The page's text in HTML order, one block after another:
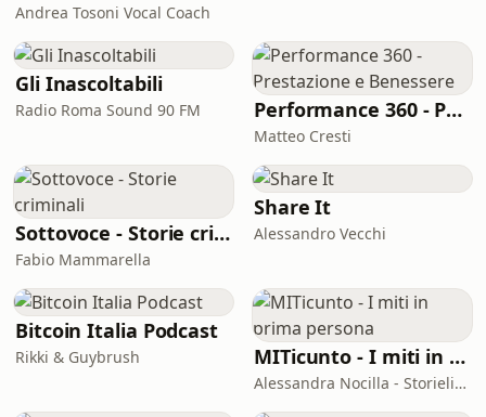
Andrea Tosoni Vocal Coach
Gli Inascoltabili
Radio Roma Sound 90 FM Performance 360 - Prestazione e Benessere
Matteo Cresti
Sottovoce - Storie criminali
Fabio Mammarella
Share It
Alessandro Vecchi
Bitcoin Italia Podcast
Rikki & Guybrush MITicunto - I miti in prima persona
Alessandra Nocilla - Storielibere.fm